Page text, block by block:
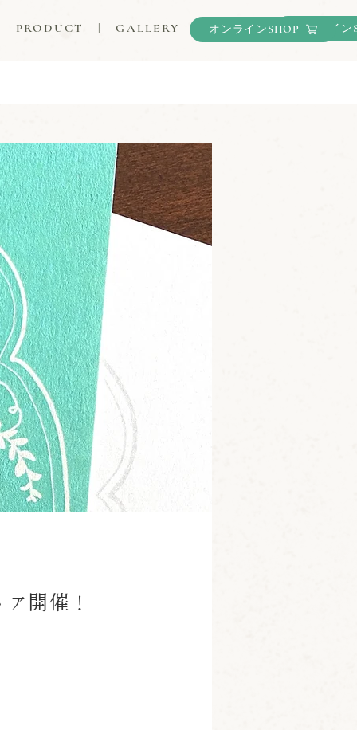
PRODUCT |GALLERY オンラインSHOP
開催！
オンライン